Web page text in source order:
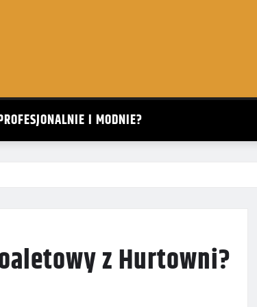
I MODNIE?
z Hurtowni?